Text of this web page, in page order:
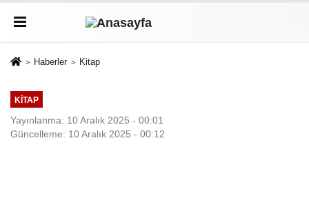
Haberler Kitap
KITAP
Yayınlanma: 10 Aralık 2025 - 00:01
Güncelleme: 10 Aralık 2025 - 00:12